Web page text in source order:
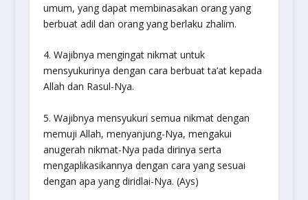
umum, yang dapat membinasakan orang yang
berbuat adil dan orang yang berlaku zhalim.
4. Wajibnya mengingat nikmat untuk
mensyukurinya dengan cara berbuat ta’at kepada
Allah dan Rasul-Nya.
5. Wajibnya mensyukuri semua nikmat dengan
memuji Allah, menyanjung-Nya, mengakui
anugerah nikmat-Nya pada dirinya serta
mengaplikasikannya dengan cara yang sesuai
dengan apa yang diridlai-Nya. (Ays)